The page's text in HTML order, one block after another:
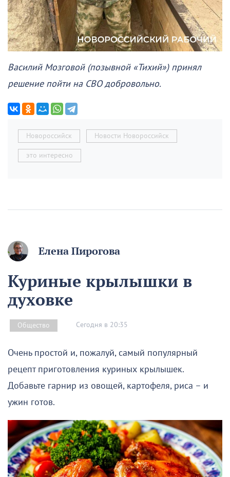
Василий Мозговой (позывной «Тихий») принял
решение пойти на СВО добровольно.
Новороссийск Новости Новороссийск
это интересно
Елена Пирогова
Куриные крылышки в
духовке
Общество Сегодня в 20:35
Очень простой и, пожалуй, самый популярный
рецепт приготовления куриных крылышек.
Добавьте гарнир из овощей, картофеля, риса – и
ужин готов.